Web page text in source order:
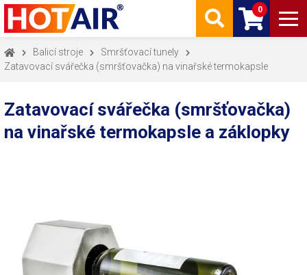
0
Balicí stroje
Smršťovací tunely
Zatavovací svářečka (smršťovačka) na vinařské termokapsle
Zatavovací svářečka (smršťovačka)
na vinařské termokapsle a záklopky